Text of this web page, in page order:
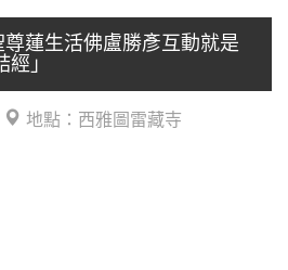
蓮生活佛盧勝彥互動就是
」
地點：西雅圖雷藏寺